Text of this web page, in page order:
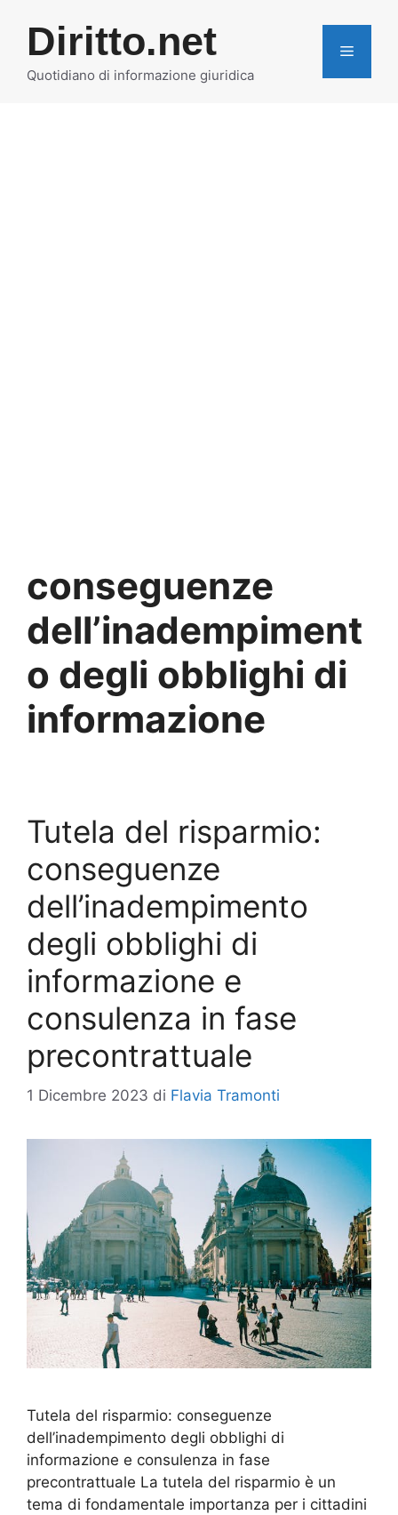
contenuto
Diritto.net
Quotidiano di informazione giuridica
MENU
conseguenze
dell’inadempiment
o degli obblighi di
informazione
Tutela del risparmio:
conseguenze
dell’inadempimento
degli obblighi di
informazione e
consulenza in fase
precontrattuale
1 Dicembre 2023 di Flavia Tramonti
Tutela del risparmio: conseguenze
dell’inadempimento degli obblighi di
informazione e consulenza in fase
precontrattuale La tutela del risparmio è un
tema di fondamentale importanza per i cittadini